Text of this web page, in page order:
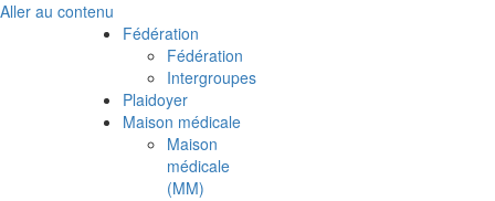
Aller au contenu
Fédération
Fédération
Intergroupes
Plaidoyer
Maison médicale
Maison
médicale
(MM)